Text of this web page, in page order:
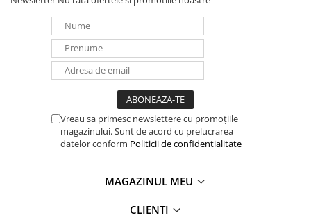
Vreau sa primesc newslettere cu promoțiile
magazinului. Sunt de acord cu prelucrarea
datelor conform Politicii de confidențialitate
MAGAZINUL MEU
CLIENTI